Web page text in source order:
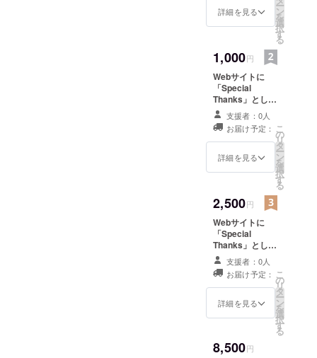
び職業訓練
校へ。
摩職業能力
開発セン
ター 溶接
科にて溶接
技術を学
ぶ。
2009年8月
町田市小野
所、HPを開
設。
2010年11
月 三鷹市
下連雀に
Show room
詳細を見る ー
ン
を
選
択
す
る
1,000円
Webサイトに
「Special
Thanks」として
お名前を掲載い
たします。
CASE GROUND
オリジナル
SHOPカードを
ています。
支援者：0人
お届け予定：
詳細を見る
こ
の
リ
タ
ー
ン
を
選
択
す
る
2,500円
Webサイトに
「Special
Thanks」として
お名前を掲載い
たします。
CASE GROUND
オリジナルB2ポ
スターをお送り
けは2012年12月
す。
支援者：0人
お届け予定：
詳細を見る
こ
の
リ
タ
ー
ン
を
選
択
す
る
8,500円